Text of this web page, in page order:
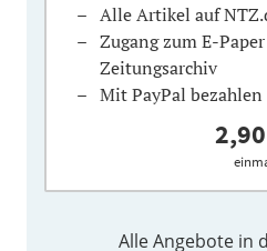
Alle Artikel auf
Zugang zum E-
Zeitungsarchiv
Mit PayPal bezahlen
Alle Angebote in